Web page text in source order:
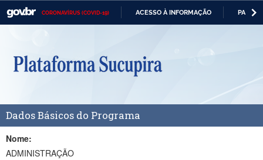
CORONAVÍRUS (COVID-19) ACESSO À INFORMAÇÃO
Casa Civil
Ministério da Defesa
Ministério da Economia
Ministério da Infraestrutura
Dados Básicos do Programa
Nome:
ADMINISTRAÇÃO